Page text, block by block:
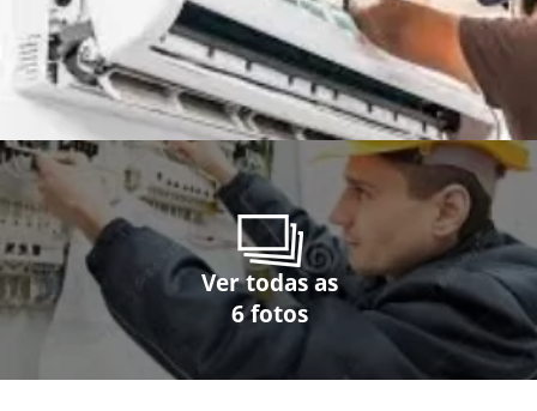
Ver todas as
6 fotos
Ver todas as
6 fotos
Ver todas as
6 fotos
Ver todas as
6 fotos
Ver todas as
6 fotos
Ver todas as
6 fotos